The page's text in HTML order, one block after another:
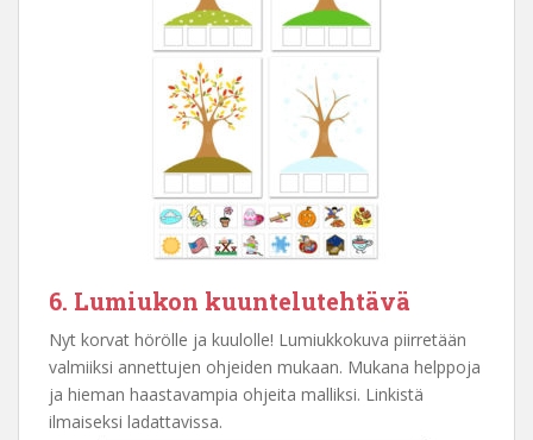
6. Lumiukon kuuntelutehtävä
Nyt korvat hörölle ja kuulolle! Lumiukkokuva piirretään
valmiiksi annettujen ohjeiden mukaan. Mukana helppoja
ja hieman haastavampia ohjeita malliksi. Linkistä
ilmaiseksi ladattavissa.